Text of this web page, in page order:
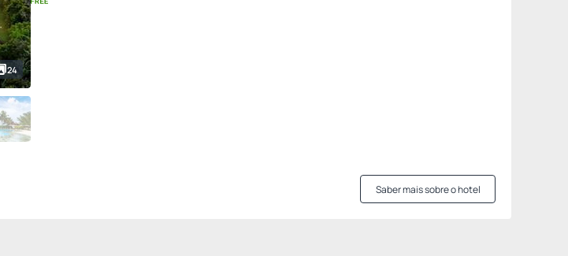
24
Saber mais sobre o hotel